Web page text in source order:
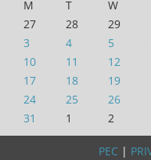
M
T W
27
28 29
3
4 5
10
11 12
17
18 19
24
25 26
31
1 2
PEC |